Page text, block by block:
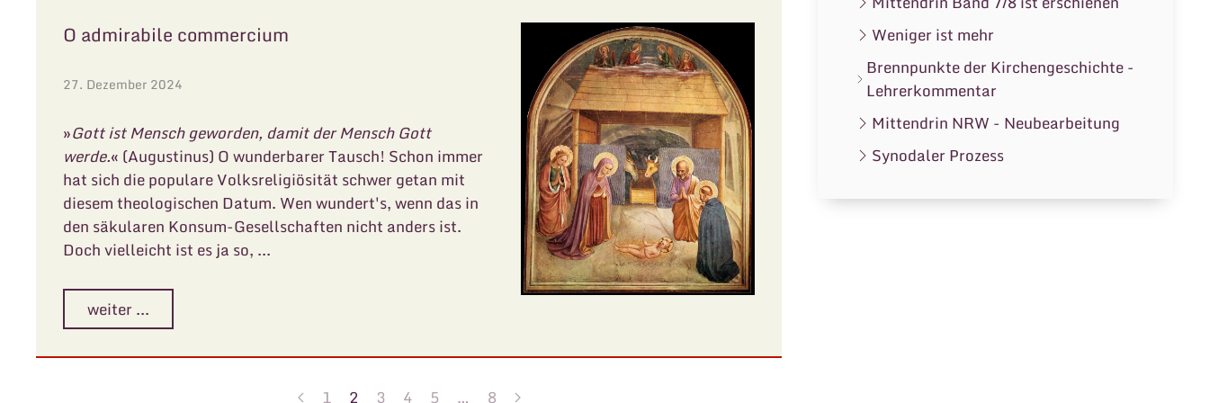
O admirabile commercium
27. Dezember 2024
»Gott ist Mensch geworden, damit der Mensch Gott
werde.« (Augustinus) O wunderbarer Tausch! Schon immer
hat sich die populare Volksreligiösität schwer getan mit
diesem theologischen Datum. Wen wundert's, wenn das in
den säkularen Konsum-Gesellschaften nicht anders ist.
Doch vielleicht ist es ja so, ...
weiter ...
1 2 3 4 5 … 8
Weniger ist mehr
Brennpunkte der Kirchengeschichte -
Lehrerkommentar
Mittendrin NRW - Neubearbeitung
Synodaler Prozess